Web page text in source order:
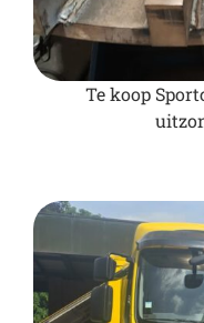
Te koop